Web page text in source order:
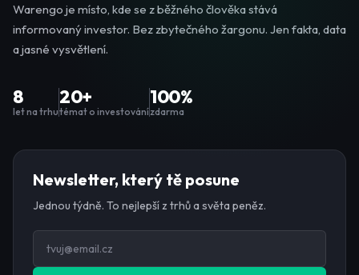
Warengo je místo, kde se z běžného člověka stává
informovaný investor. Bez zbytečného žargonu. Jen fakta, data
a jasné vysvětlení.
8
let na trhu
20+
témat o investování
100%
zdarma
Newsletter, který tě posune
Jednou týdně. To nejlepší z trhů a světa peněz.